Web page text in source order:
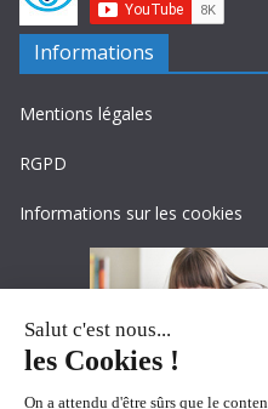
Informations
Mentions légales
RGPD
Informations sur les cookies